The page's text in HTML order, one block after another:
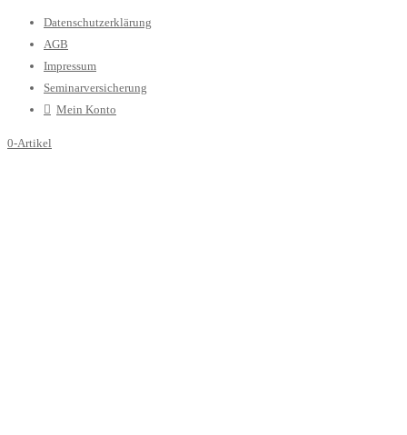
Datenschutzerklärung
AGB
Impressum
Seminarversicherung
Mein Konto
0-Artikel